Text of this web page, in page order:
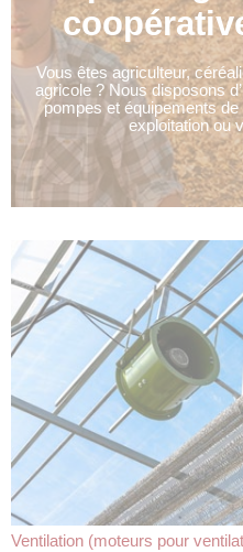
Vous êtes agriculteur,
agricole ? Nous disposons
pompes et équipements
exploitation ou
Ventilation (moteurs pour